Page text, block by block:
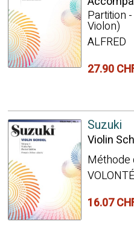
Partition
Violon)
ALFRED
27.90
Suzuki
Violin
Méthode
16.07